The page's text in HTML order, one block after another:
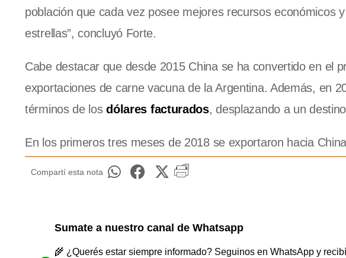
población que cada vez posee mejores recursos económicos
estrellas”, concluyó Forte.
Cabe destacar que desde 2015 China se ha convertido en el
exportaciones de carne vacuna de la Argentina. Además, en
términos de losdólares facturados, desplazando a un
En los primeros tres meses de 2018 se exportaron hacia
Compartí esta nota
Sumate a nuestro canal de Whatsapp
🌾 ¿Querés estar siempre informado? Seguinos en WhatsApp y